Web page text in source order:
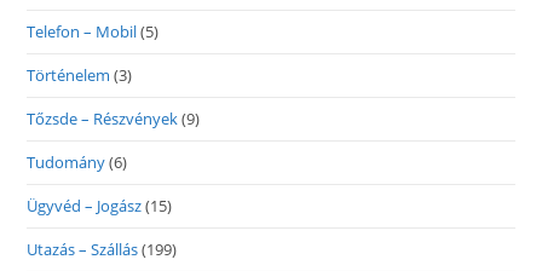
Telefon – Mobil(5)
Történelem (3)
Tőzsde – Részvények(9)
Tudomány(6)
Ügyvéd – Jogász(15)
Utazás – Szállás(199)